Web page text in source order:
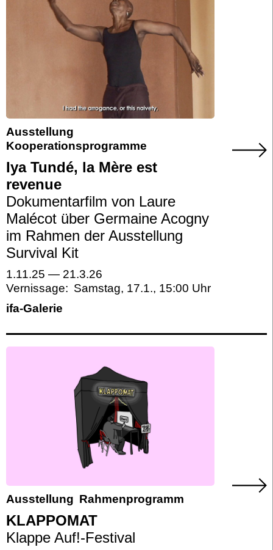
Ausstellung
Kooperationsprogramme
Iya Tundé, la Mère est
revenue
Dokumentarfilm von Laure
Malécot über Germaine Acogny
im Rahmen der Ausstellung
Survival Kit
1.11.25 — 21.3.26
Vernissage: Samstag, 17.1., 15:00
ifa-Galerie
Ausstellung Rahmenprogramm
KLAPPOMAT
Klappe Auf!-Festival